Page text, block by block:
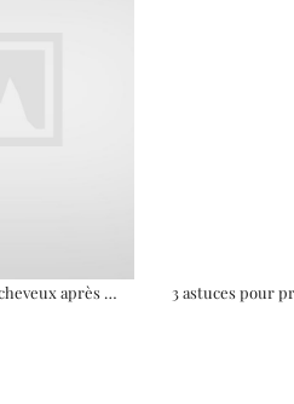
après … 3 astuces pour